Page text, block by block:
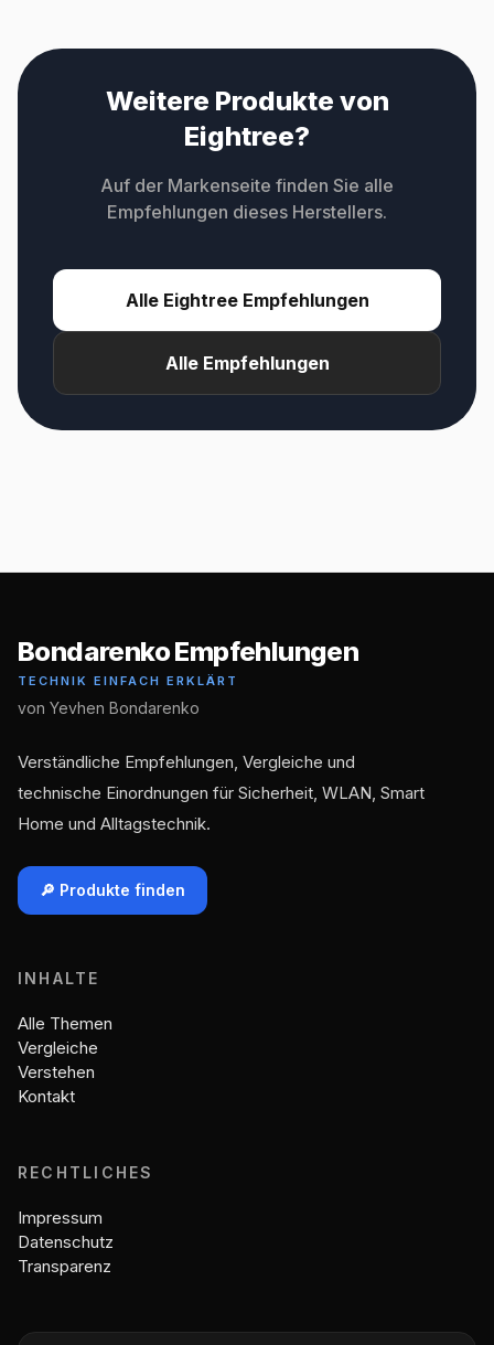
Weitere Produkte von
Eightree?
Auf der Markenseite finden Sie alle
Empfehlungen dieses Herstellers.
Alle Eightree Empfehlungen
Alle Empfehlungen
Bondarenko Empfehlungen
TECHNIK EINFACH ERKLÄRT
von Yevhen Bondarenko
Verständliche Empfehlungen, Vergleiche und
technische Einordnungen für Sicherheit, WLAN, Smart
Home und Alltagstechnik.
🔎 Produkte finden
INHALTE
Alle Themen
Vergleiche
Verstehen
Kontakt
RECHTLICHES
Impressum
Datenschutz
Transparenz